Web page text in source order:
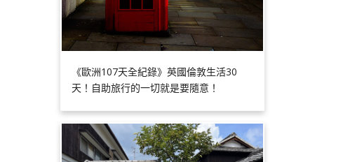
《歐洲107天全紀錄》英國倫敦生活30
天！自助旅行的一切就是要隨意！